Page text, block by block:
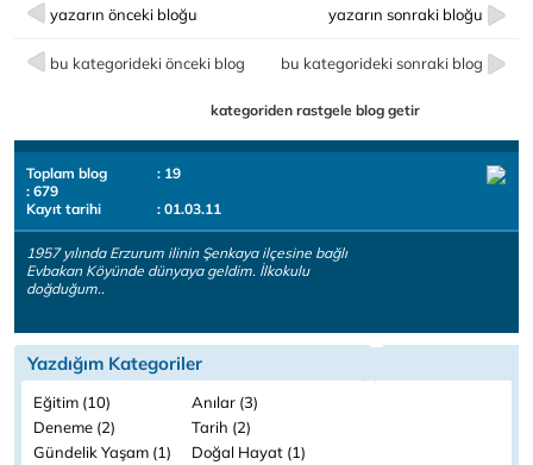
yazarın önceki bloğu yazarın sonraki bloğu
bu kategorideki önceki blog bu kategorideki sonraki blog
kategoriden rastgele blog getir
Toplam blog
: 19
: 679
Kayıt tarihi
: 01.03.11
1957 yılında Erzurum ilinin Şenkaya ilçesine bağlı
Evbakan Köyünde dünyaya geldim. İlkokulu
doğduğum..
Yazdığım Kategoriler
Eğitim (10)
Anılar (3)
Deneme (2)
Tarih (2)
Gündelik Yaşam (1)
Doğal Hayat (1)